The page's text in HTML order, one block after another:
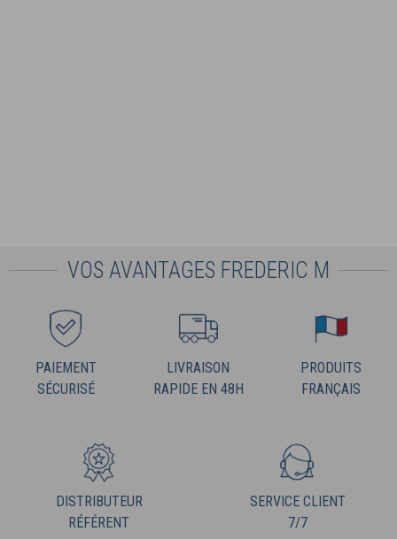
VOS AVANTAGES FREDERIC M
PAIEMENT
SÉCURISÉ
LIVRAISON
RAPIDE EN 48H
PRODUITS
FRANÇAIS
DISTRIBUTEUR
RÉFÉRENT
SERVICE CLIENT
7/7